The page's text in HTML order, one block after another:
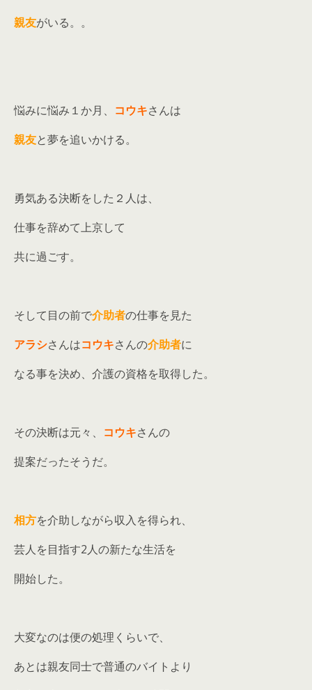
親友がいる。。
悩みに悩み１か月、 コウキさんは
親友と夢を追いかける。
勇気ある決断をした２人は、
仕事を辞めて上京して
共に過ごす。
そして目の前で介助者の仕事を見た
アラシさんはコウキさんの介助者に
なる事を決め、介護の資格を取得した。
その決断は元々、 コウキさんの
提案だったそうだ。
相方を介助しながら収入を得られ、
芸人を目指す2人の新たな生活を
開始した。
大変なのは便の処理くらいで、
あとは親友同士で普通のバイトより